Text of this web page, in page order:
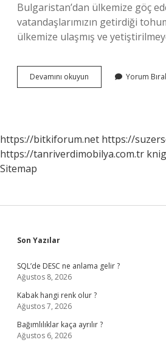
Bulgaristan’dan ülkemize göç
vatandaşlarımızın getirdiği
ülkemize ulaşmış ve
Devamını okuyun
Çiçeğinin
Yorum
https://bitkiforum.net https://
https://tanriverdimobilya.com.tr
Sitemap
Sidebar
Son Yazılar
SQL’de DESC ne anlama gelir ?
Ağustos 8, 2026
Kabak hangi renk olur ?
Ağustos 7, 2026
Bağımlılıklar kaça ayrılır ?
Ağustos 6, 2026